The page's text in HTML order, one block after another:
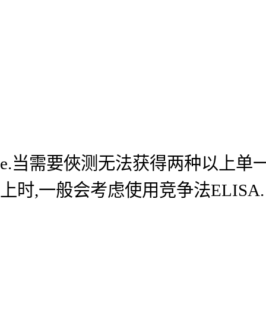
e.当需要俠测无法获得两种以上单
上时,一般会考虑使用竞争法ELISA.